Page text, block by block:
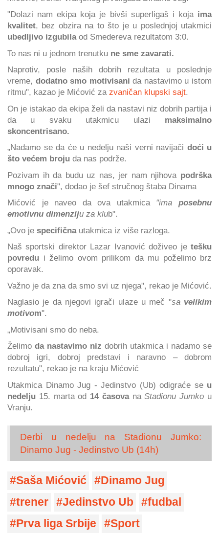
"Dolazi nam ekipa koja je bivši superligaš i kojaima
kvalitet, bez obzira na to što je u poslednjoj utakmici
ubedljivo izgubilaod Smedereva rezultatom 3:0.
To nas ni u jednom trenutku ne sme zavarati.
Naprotiv, posle naših dobrih rezultata u poslednje
vreme, dodatno smo motivisani da nastavimo u istom
ritmu", kazao je Mićović za zvaničan klupski sajt.
On je istakao da ekipa želi da nastavi niz dobrih partija i
da u svaku utakmicu ulazi maksimalno
skoncentrisano.
„Nadamo se da će u nedelju naši verni navijači doći u
što većem broju da nas podrže.
Pozivam ih da budu uz nas, jer nam njihova podrška
mnogo znači", dodao je šef stručnog štaba Dinama
Mićović je naveo da ova utakmica "imaposebnu
emotivnu dimenziju za klub".
„Ovo je specifičnautakmica iz više razloga.
Naš sportski direktor Lazar Ivanović doživeo je tešku
povredu i želimo ovom prilikom da mu poželimo brz
oporavak.
Važno je da zna da smo svi uz njega", rekao je Mićović.
Naglasio je da njegovi igrači ulaze u meč "sa velikim
motivom".
„Motivisani smo do neba.
Želimo da nastavimo niz dobrih utakmica i nadamo se
dobroj igri, dobroj predstavi i naravno – dobrom
rezultatu", rekao je na kraju Mićović
Utakmica Dinamo Jug - Jedinstvo (Ub) odigraće se u
nedelju 15. marta od 14 časovanaStadionu Jumko u
Vranju.
Derbi u nedelju na Stadionu Jumko:
Dinamo Jug - Jedinstvo Ub (14h)
Saša Mićović
Dinamo Jug
trener
Jedinstvo Ub
fudbal
Prva liga Srbije
Sport